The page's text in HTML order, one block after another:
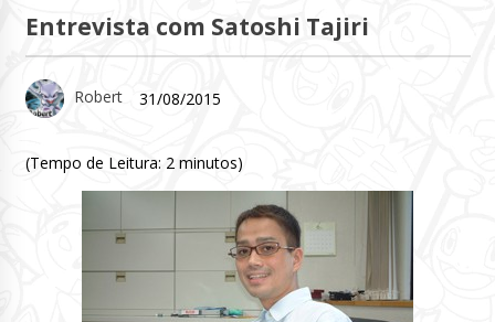
Entrevista com Satoshi Tajiri
Robert 31/08/2015
(Tempo de Leitura: 2 minutos)